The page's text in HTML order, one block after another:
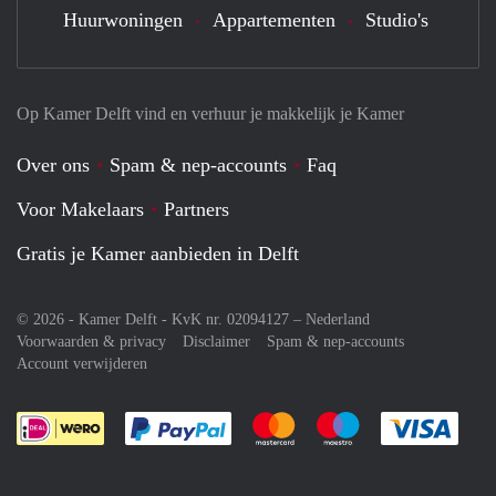
Op Kamer Delft vind en verhuur je makkelijk je Kamer
Over ons Spam & nep-accounts
Faq
Voor Makelaars
Partners
Gratis je Kamer aanbieden in Delft
© 2026 - Kamer Delft - KvK nr. 02094127 – Nederland
Voorwaarden & privacy
Disclaimer
Spam & nep-accounts
Account verwijderen
Je rekent gemakkelijk af met Paypal
Je rekent gemakkelijk af met
Je rekent
Huurwoningen Appartementen Studio's